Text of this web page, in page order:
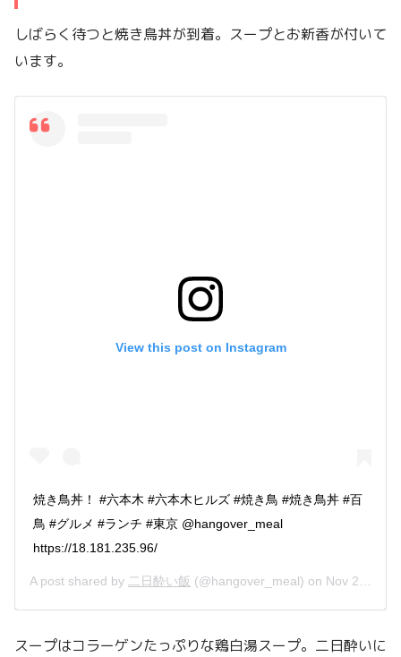
しばらく待つと焼き鳥丼が到着。スープとお新香が付いて
います。
View this post on Instagram
焼き鳥丼！ #六本木 #六本木ヒルズ #焼き鳥 #焼き鳥丼 #百
鳥 #グルメ #ランチ #東京 @hangover_meal
https://18.181.235.96/
A post shared by 二日酔い飯 (@hangover_meal) on Nov 20, 2018 at 3:48pm PST
スープはコラーゲンたっぷりな鶏白湯スープ。二日酔いに